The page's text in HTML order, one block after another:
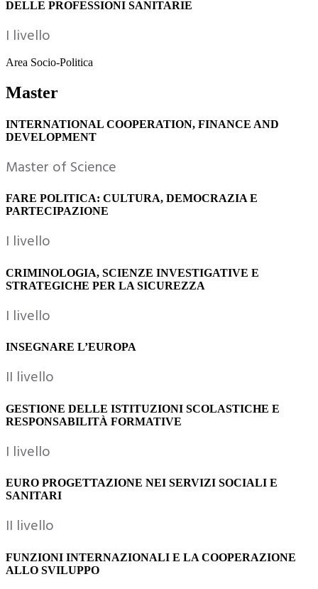
DELLE PROFESSIONI SANITARIE
I livello
Area Socio-Politica
Master
INTERNATIONAL COOPERATION, FINANCE AND
DEVELOPMENT
Master of Science
FARE POLITICA: CULTURA, DEMOCRAZIA E
PARTECIPAZIONE
I livello
CRIMINOLOGIA, SCIENZE INVESTIGATIVE E
STRATEGICHE PER LA SICUREZZA
I livello
INSEGNARE L’EUROPA
II livello
GESTIONE DELLE ISTITUZIONI SCOLASTICHE E
RESPONSABILITÀ FORMATIVE
I livello
EURO PROGETTAZIONE NEI SERVIZI SOCIALI E
SANITARI
II livello
FUNZIONI INTERNAZIONALI E LA COOPERAZIONE
ALLO SVILUPPO